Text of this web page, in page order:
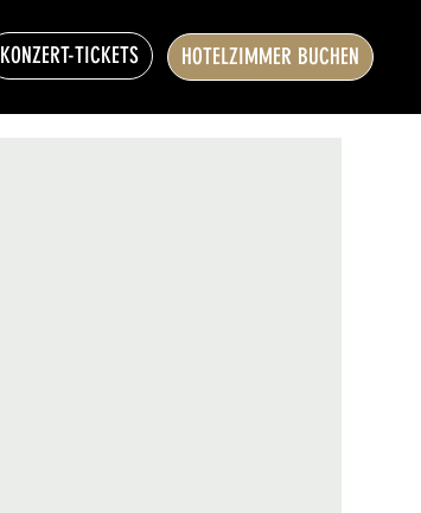
KONZERT-TICKETS HOTELZIMMER BUCHEN